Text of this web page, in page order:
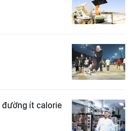
đường ít calorie